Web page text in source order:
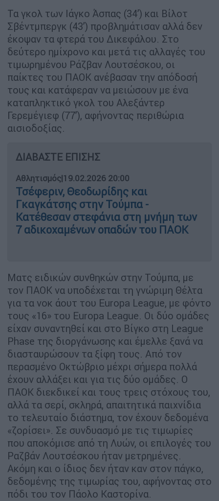
Τα γκολ των Ιάγκο Άσπας (34’) και Βίλοτ
Σβέντμπεργκ (43’) προβλημάτισαν αλλά δεν
έκοψαν τα φτερά του Δικεφάλου. Στο
δεύτερο ημίχρονο και μετά τις αλλαγές του
τιμωρημένου Ράζβαν Λουτσέσκου, οι
παίκτες του ΠΑΟΚ ανέβασαν την απόδοσή
τους και κατάφεραν να μειώσουν με ένα
καταπληκτικό γκολ του Αλεξάντερ
Γερεμέγιεφ (77’), αφήνοντας περιθώρια
αισιοδοξίας.
ΔΙΑΒΑΣΤΕ ΕΠΙΣΗΣ
Αθλητισμός|19.02.2026 20:00
Τσέφεριν, Θεοδωρίδης και
Γκαγκάτσης στην Τούμπα -
Κατέθεσαν στεφάνια στη μνήμη των
7 αδικοχαμένων οπαδών του ΠΑΟΚ
Ματς ειδικών συνθηκών στην Τούμπα, με
τον ΠΑΟΚ να υποδέχεται τη γνώριμη Θέλτα
για τα νοκ άουτ του Europa League, με φόντο
τους «16» του Europa League. Οι δύο ομάδες
είχαν συναντηθεί και στο Βίγκο στη League
Phase της διοργάνωσης και έμελλε ξανά να
διασταυρώσουν τα ξίφη τους. Από τον
περασμένο Οκτώβριο μέχρι σήμερα πολλά
έχουν αλλάξει και για τις δύο ομάδες. Ο
ΠΑΟΚ διεκδικεί και τους τρεις στόχους του,
αλλά τα σερί, σκληρά, απαιτητικά παιχνίδια
το τελευταίο διάστημα, τον έχουν δεδομένα
«ζορίσει». Σε συνδυασμό με τις τιμωρίες
που αποκόμισε από τη Λυών, οι επιλογές του
Ραζβάν Λουτσέσκου ήταν μετρημένες.
Ακόμη και ο ίδιος δεν ήταν καν στον πάγκο,
δεδομένης της τιμωρίας του, αφήνοντας στο
πόδι του τον Πάολο Καστορίνα.